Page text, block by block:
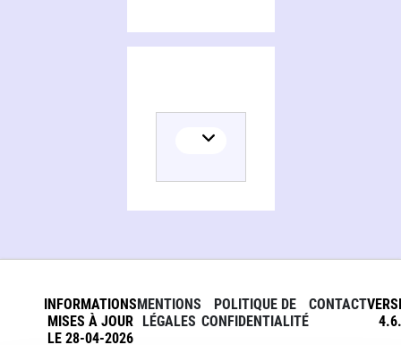
INFORMATIONS
MISES À JOUR
LE 28-04-2026
MENTIONS
LÉGALES
POLITIQUE DE
CONFIDENTIALITÉ
CONTACT